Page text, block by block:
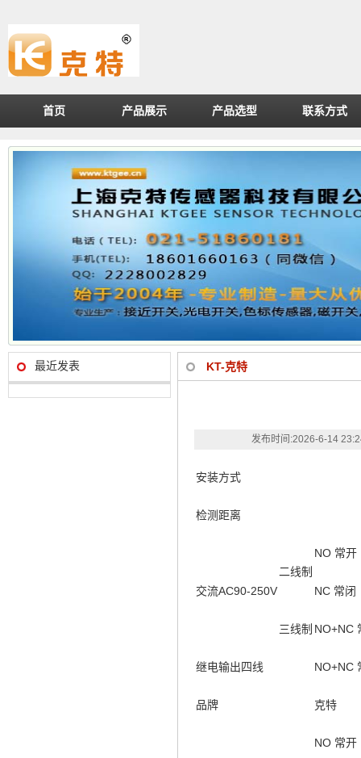
首页 产品展示 产品选型 联系方式
最近发表 KT-克特
发布时间:2026-6-14
安装方式
检测距离
交流AC90-250V
二线制
NO 常开
NC 常闭
三线制 NO+NC
继电输出四线 NO+NC
品牌 克特
NO 常开